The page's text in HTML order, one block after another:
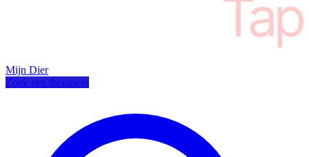
Mijn Dier
Zoek een therapeut